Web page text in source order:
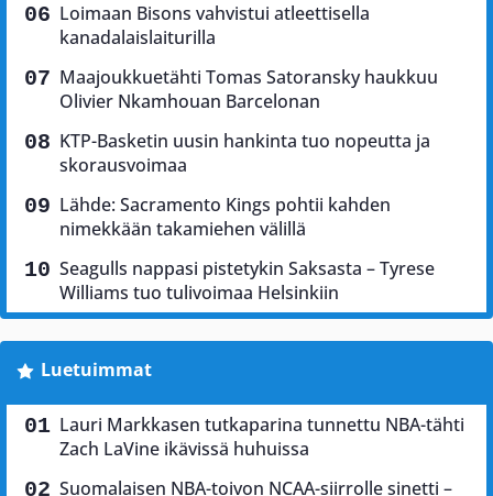
Loimaan Bisons vahvistui atleettisella
kanadalaislaiturilla
Maajoukkuetähti Tomas Satoransky haukkuu
Olivier Nkamhouan Barcelonan
KTP-Basketin uusin hankinta tuo nopeutta ja
skorausvoimaa
Lähde: Sacramento Kings pohtii kahden
nimekkään takamiehen välillä
Seagulls nappasi pistetykin Saksasta – Tyrese
Williams tuo tulivoimaa Helsinkiin
Luetuimmat
Lauri Markkasen tutkaparina tunnettu NBA-tähti
Zach LaVine ikävissä huhuissa
Suomalaisen NBA-toivon NCAA-siirrolle sinetti –